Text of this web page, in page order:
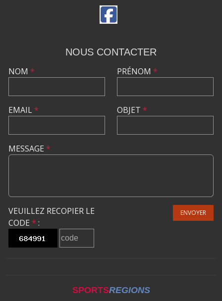
NOUS CONTACTER
NOM *
EMAIL*
PRÉNOM *
OBJET *
MESSAGE *
VEUILLEZ RECOPIER LE
CODE * :
ENVOYER
SPORTSREGIONS